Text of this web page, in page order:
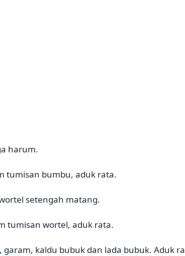
harum.
tumisan bumbu, aduk rata.
setengah matang.
tumisan wortel, aduk rata.
garam, kaldu bubuk dan lada bubuk. Aduk